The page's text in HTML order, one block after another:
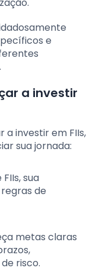
e
a investir
investir em FIIs,
sua jornada:
sua
de
metas claras
risco.